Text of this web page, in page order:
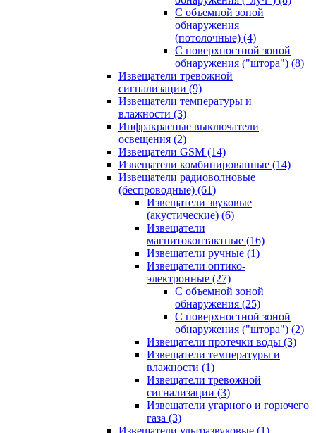
С объемной зоной
обнаружения
(потолочные) (4)
С поверхностной зоной
обнаружения ("штора") (8)
Извещатели тревожной
сигнализации (9)
Извещатели температуры и
влажности (3)
Инфракрасные выключатели
освещения (2)
Извещатели GSM (14)
Извещатели комбинированные (14)
Извещатели радиоволновые
(беспроводные) (61)
Извещатели звуковые
(акустические) (6)
Извещатели
магнитоконтактные (16)
Извещатели ручные (1)
Извещатели оптико-
электронные (27)
С объемной зоной
обнаружения (25)
С поверхностной зоной
обнаружения ("штора") (2)
Извещатели протечки воды (3)
Извещатели температуры и
влажности (1)
Извещатели тревожной
сигнализации (3)
Извещатели угарного и горючего
газа (3)
Извещатели ультразвуковые (1)